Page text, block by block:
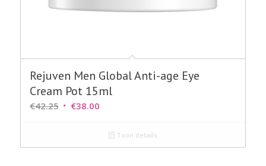
Rejuven Men Global Anti-age Eye
Cream Pot 15ml
€42.25 Oorspronkelijke
€42.25.
€38.00Huidige
€38.00.
Toon details